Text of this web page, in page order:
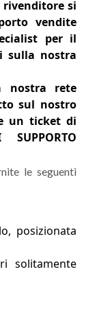
si
vendite
per il
sulla nostra
nostra rete
sul nostro
un ticket di
le seguenti
posizionata
solitamente